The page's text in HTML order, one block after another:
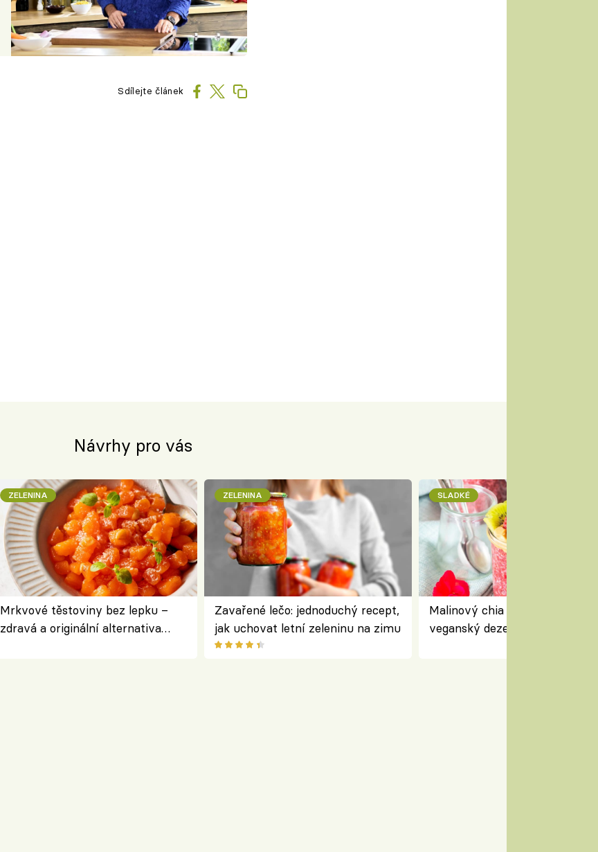
Sdílejte článek
Návrhy pro vás
ZELENINA
Mrkvové těstoviny bez lepku –
zdravá a originální alternativa
ZELENINA
Zavařené lečo: jednoduchý recept,
jak uchovat letní zeleninu na zimu
SLADKÉ
Malinový chia pudink s
veganský dezert plný ovoce a